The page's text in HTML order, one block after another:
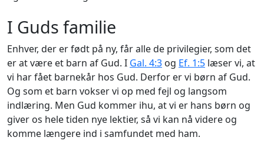
I Guds familie
Enhver, der er født på ny, får alle de privilegier, som det
er at være et barn af Gud. I Gal. 4:3 og Ef. 1:5 læser vi, at
vi har fået barnekår hos Gud. Derfor er vi børn af Gud.
Og som et barn vokser vi op med fejl og langsom
indlæring. Men Gud kommer ihu, at vi er hans børn og
giver os hele tiden nye lektier, så vi kan nå videre og
komme længere ind i samfundet med ham.